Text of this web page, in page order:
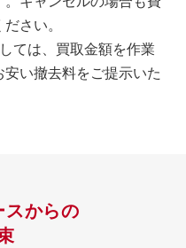
さい。
ては、買取金額を作業
い撤去料をご提示いた
スからの